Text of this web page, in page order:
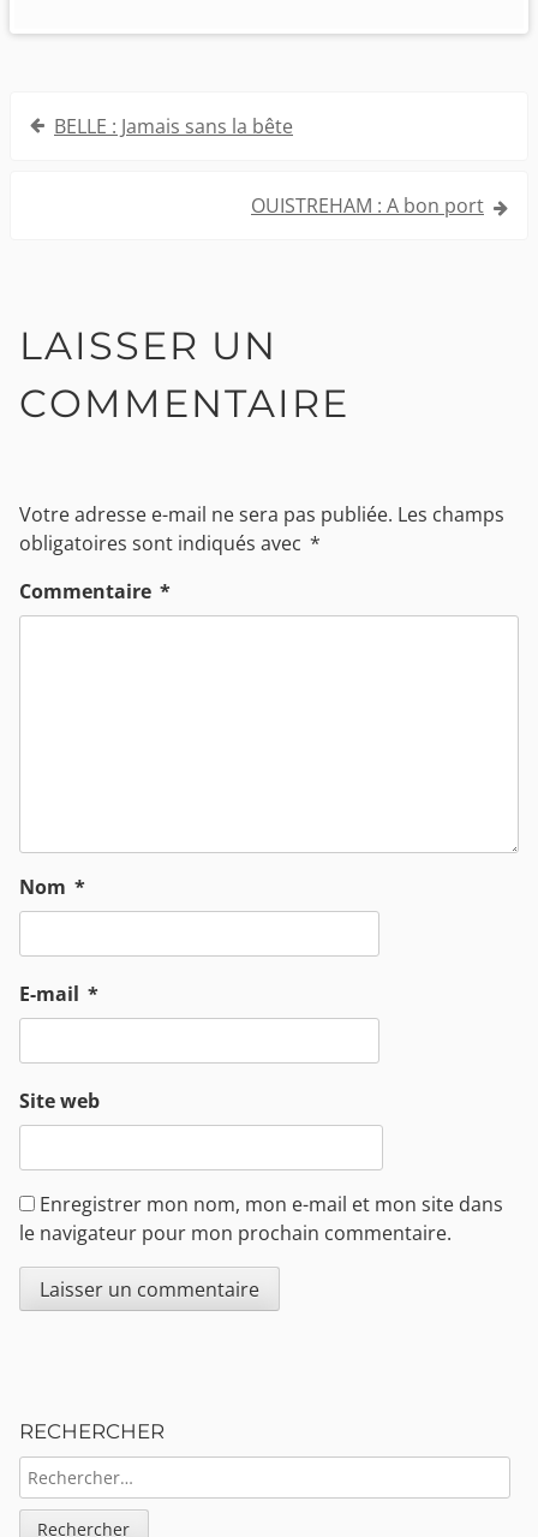
Navigation
BELLE : Jamais sans la bête
OUISTREHAM : A bon port
LAISSER UN
COMMENTAIRE
Votre adresse e-mail ne sera pas publiée. Les champs
obligatoires sont indiqués avec *
Commentaire *
Nom *
E-mail *
Site web
Enregistrer mon nom, mon e-mail et mon site dans
le navigateur pour mon prochain commentaire.
RECHERCHER
RECHERCHER :